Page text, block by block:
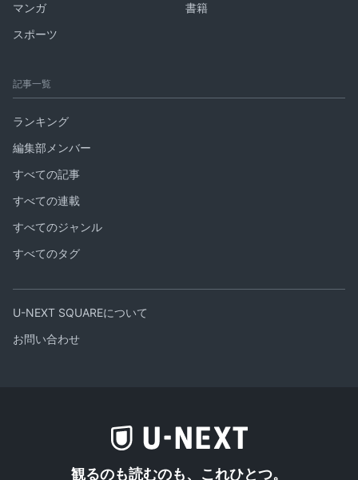
マンガ
書籍
スポーツ
記事一覧
ランキング
編集部メンバー
すべての記事
すべての連載
すべてのジャンル
すべてのタグ
U-NEXT SQUAREについて
お問い合わせ
観るのも読むのも、これひとつ。